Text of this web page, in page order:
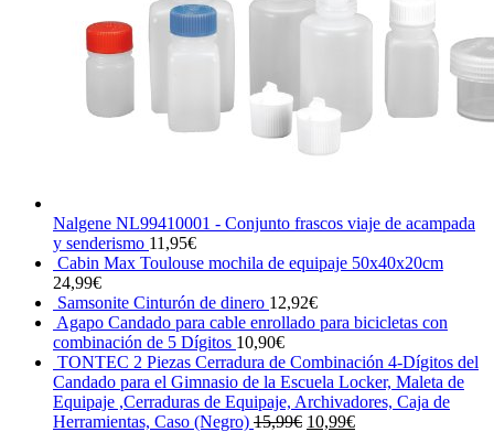
Nalgene NL99410001 - Conjunto frascos viaje de acampada
y senderismo 11,95€
Cabin Max Toulouse mochila de equipaje 50x40x20cm
24,99€
Samsonite Cinturón de dinero 12,92€
Agapo Candado para cable enrollado para bicicletas con
combinación de 5 Dígitos 10,90€
TONTEC 2 Piezas Cerradura de Combinación 4-Dígitos del
Candado para el Gimnasio de la Escuela Locker, Maleta de
Equipaje ,Cerraduras de Equipaje, Archivadores, Caja de
Herramientas, Caso (Negro) 15,99€ El
10,99€El